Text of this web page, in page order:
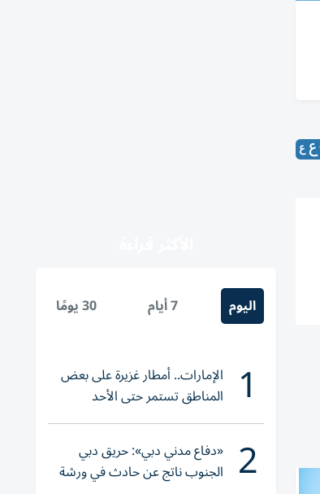
اليوم 7 أيام 30 يومًا
1 الإمارات.. أمطار غزيرة على بعض
المناطق تستمر حتى الأحد
2 «دفاع مدني دبي»: حريق دبي
الجنوب ناتج عن حادث في ورشة